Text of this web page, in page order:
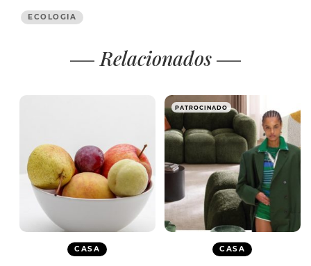
ECOLOGIA
Relacionados
CASA
PATROCINADO
CASA